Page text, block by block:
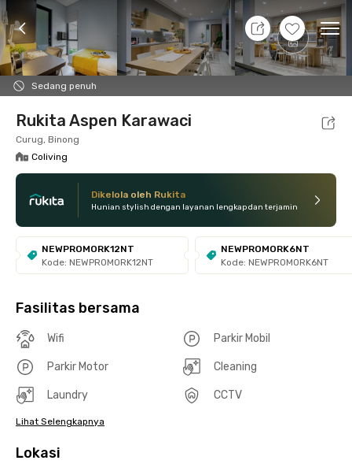
+14
Sedang penuh
7 Agt 26 - Belum tahu
Foto Fasilitas bersama Lokasi Kamar
Rukita Aspen Karawaci
Curug, Binong
Coliving
Dikelola oleh Rukita
Hunian stylish dengan layanan lengkap dan terjamin
NEWPROMORK12NT
Kode: NEWPROMORK12NT
NEWPROMORK6NT
Kode: NEWPROMORK6NT
Fasilitas bersama
Wifi Parkir Mobil
Parkir Motor Cleaning
Laundry CCTV
Lihat Selengkapnya
Lokasi